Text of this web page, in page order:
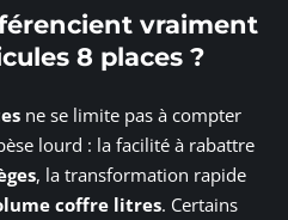
vraiment
8 places ?
ne se limite pas à compter
lourd : la facilité à rabattre
, la transformation rapide
coffre litres. Certains